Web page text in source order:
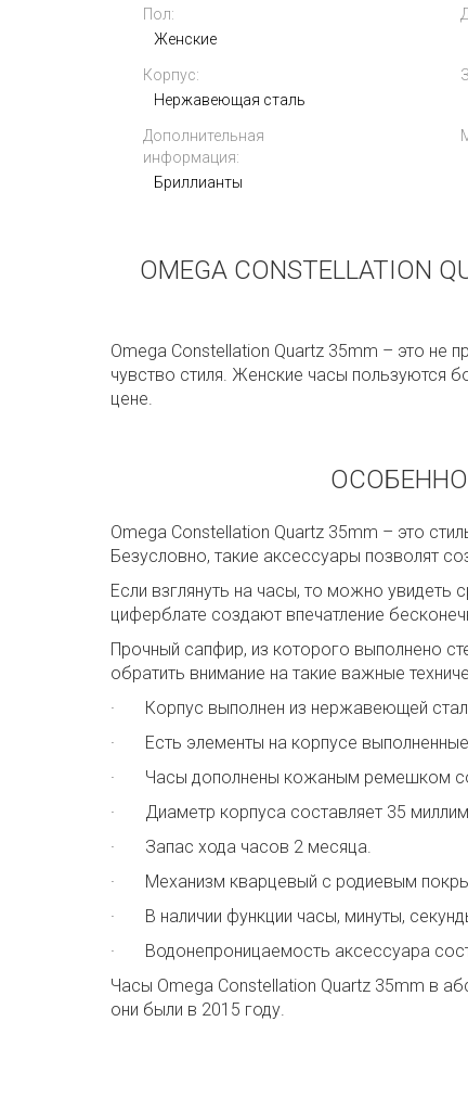
Omega De Ville Hour Vision 41mm
431.30.41.21.01.001
Пол:
Женские
Корпус:
Нержавеющая сталь
Дополнительная
информация:
Бриллианты
OMEGA
Omega Constellation Quartz 35mm – это не
чувство стиля. Женские часы пользуются
цене.
Omega Constellation Quartz 35mm – это
Безусловно, такие аксессуары позволят
Если взглянуть на часы, то можно увидеть
циферблате создают впечатление
Прочный сапфир, из которого выполнено
обратить внимание на такие важные
· Корпус выполнен из нержавеющей
· Есть элементы на корпусе выполненные
· Часы дополнены кожаным ремешком со
· Диаметр корпуса составляет 35
· Запас хода часов 2 месяца.
· Механизм кварцевый с родиевым
· В наличии функции часы, минуты,
· Водонепроницаемость аксессуара
Часы Omega Constellation Quartz 35mm в
они были в 2015 году.